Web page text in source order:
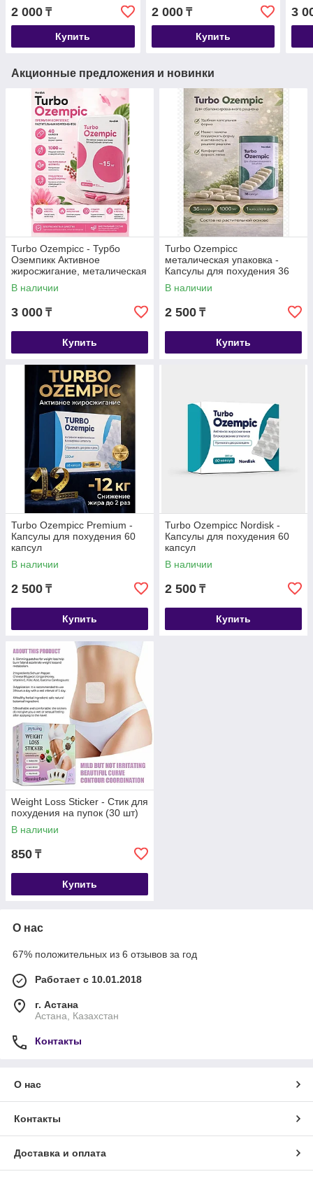
2 000 ₸
Купить
2 000₸
Купить
3
Акционные предложения и новинки
Turbo Ozempicc - Турбо
Оземпикк Активное
жиросжигание, металическая
коробка, капсулы для
похудения 40 капсул
В наличии
3 000 ₸
Купить
Turbo Ozempicc
металическая упаковка -
Капсулы для похудения 36
капсул
В наличии
2 500 ₸
Купить
Turbo Ozempicс Premium -
Капсулы для похудения 60
капсул
В наличии
2 500 ₸
Купить
Turbo Ozempicc Nordisk -
Капсулы для похудения 60
капсул
В наличии
2 500 ₸
Купить
Weight Loss Sticker - Стик для
похудения на пупок (30 шт)
В наличии
850 ₸
Купить
О нас
67% положительных из 6 отзывов за год
Работает с 10.01.2018
г. Астана
Астана, Казахстан
Контакты
О нас
Контакты
Доставка и оплата